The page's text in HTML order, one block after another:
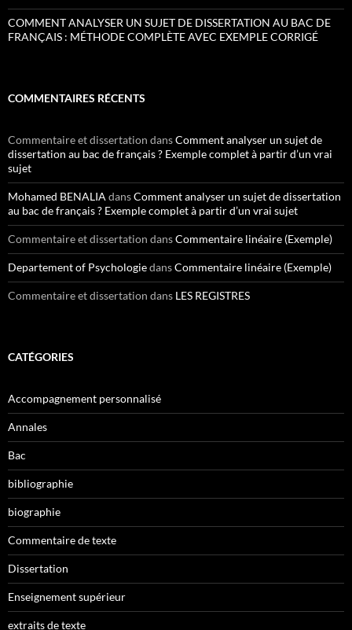
COMMENT ANALYSER UN SUJET DE DISSERTATION AU BAC DE
FRANÇAIS : MÉTHODE COMPLÈTE AVEC EXEMPLE CORRIGÉ
COMMENTAIRES RÉCENTS
Commentaire et dissertation dansComment analyser un sujet de
dissertation au bac de français ? Exemple complet à partir d’un vrai
sujet
Mohamed BENALIA dansComment analyser un sujet de dissertation
au bac de français ? Exemple complet à partir d’un vrai sujet
Commentaire et dissertation dansCommentaire linéaire (Exemple)
Departement of PsychologiedansCommentaire linéaire (Exemple)
Commentaire et dissertation dans LES REGISTRES
CATÉGORIES
Accompagnement personnalisé
Annales
Bac
bibliographie
biographie
Commentaire de texte
Dissertation
Enseignement supérieur
extraits de texte